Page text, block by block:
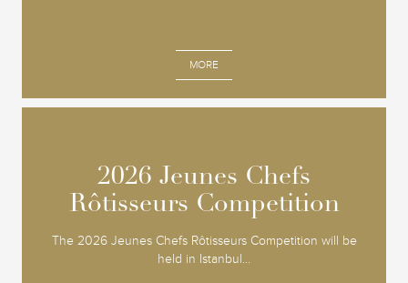
MORE
2026 Jeunes Chefs
Rôtisseurs Competition
The 2026 Jeunes Chefs Rôtisseurs Competition will be
held in Istanbul...
2026 Jeunes Chefs
Rôtisseurs Competition